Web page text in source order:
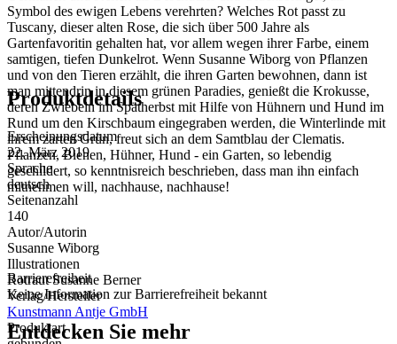
Symbol des ewigen Lebens verehrten? Welches Rot passt zu
Tuscany, dieser alten Rose, die sich über 500 Jahre als
Gartenfavoritin gehalten hat, vor allem wegen ihrer Farbe, einem
samtigen, tiefen Dunkelrot. Wenn Susanne Wiborg von Pflanzen
und von den Tieren erzählt, die ihren Garten bewohnen, dann ist
man mittendrin in diesem grünen Paradies, genießt die Krokusse,
deren Zwiebeln im Spätherbst mit Hilfe von Hühnern und Hund im
Rund um den Kirschbaum eingegraben werden, die Winterlinde mit
ihrem zarten Grün, freut sich an dem Samtblau der Clematis.
Pflanzen, Bienen, Hühner, Hund - ein Garten, so lebendig
geschildert, so kenntnisreich beschrieben, dass man ihn einfach
mitnehmen will, nachhause, nachhause!
Produktdetails
Erscheinungsdatum
22. März 2019
Sprache
deutsch
Seitenanzahl
140
Autor/Autorin
Susanne Wiborg
Illustrationen
Rotraut Susanne Berner
Verlag/Hersteller
Kunstmann Antje GmbH
Produktart
Barrierefreiheit
Keine Information zur Barrierefreiheit bekannt
Entdecken Sie mehr